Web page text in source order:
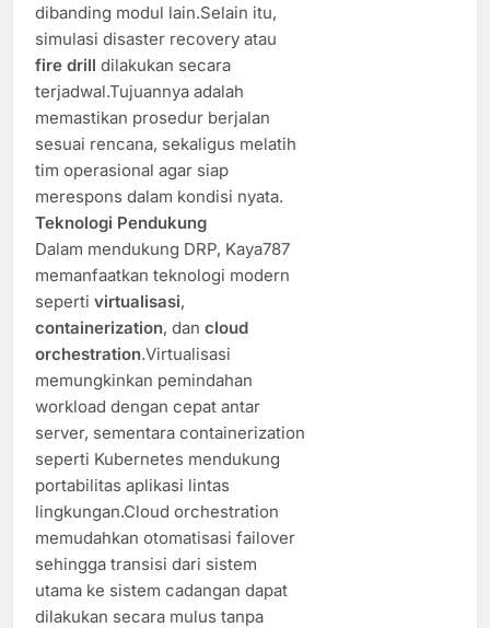
dibanding modul lain.Selain itu,
simulasi disaster recovery atau
fire drill dilakukan secara
terjadwal.Tujuannya adalah
memastikan prosedur berjalan
sesuai rencana, sekaligus melatih
tim operasional agar siap
merespons dalam kondisi nyata.
Teknologi Pendukung
Dalam mendukung DRP, Kaya787
memanfaatkan teknologi modern
seperti virtualisasi,
containerization, dan cloud
orchestration.Virtualisasi
memungkinkan pemindahan
workload dengan cepat antar
server, sementara containerization
seperti Kubernetes mendukung
portabilitas aplikasi lintas
lingkungan.Cloud orchestration
memudahkan otomatisasi failover
sehingga transisi dari sistem
utama ke sistem cadangan dapat
dilakukan secara mulus tanpa